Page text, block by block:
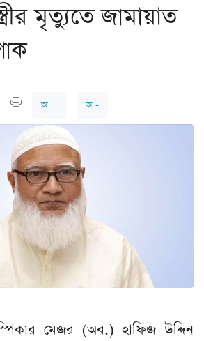
মৃত্যুতে জামায়াত
অ +
অ -
মেজর (অব.) হাফিজ উদ্দিন